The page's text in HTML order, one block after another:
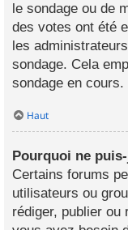
le sondage ou de
des votes ont été
les
sondage. Cela
sondage en cours.
Haut
Pourquoi ne
Certains forums
utilisateurs ou
rédiger, publier ou